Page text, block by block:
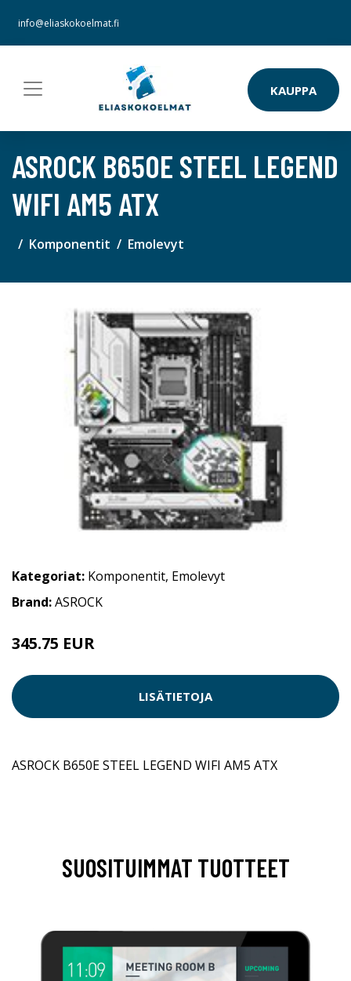
info@eliaskokoelmat.fi
KAUPPA
ASROCK B650E STEEL LEGEND
WIFI AM5 ATX
Komponentit Emolevyt
Kategoriat: Komponentit, Emolevyt
Brand:ASROCK
345.75 EUR
LISÄTIETOJA
ASROCK B650E STEEL LEGEND WIFI AM5 ATX
SUOSITUIMMAT TUOTTEET